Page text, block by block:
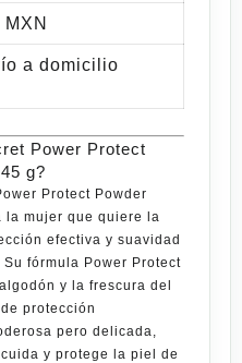
a domicilio
Power Protect
g?
Protect Powder
la mujer que quiere la
efectiva y suavidad
fórmula Power Protect
y la frescura del
protección
pero delicada,
y protege la piel de